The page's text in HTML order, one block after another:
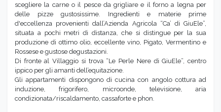
scegliere la carne o il pesce da grigliare e il forno a legna per
delle pizze gustosissime. Ingredienti e materie prime
d'eccellenza provenienti dall’Azienda Agricola “Ca’ di GiuEle”,
situata a pochi metri di distanza, che si distingue per la sua
produzione di ottimo olio, eccellente vino, Pigato, Vermentino e
Rossese e gustose degustazioni.
Di fronte al Villaggio si trova “Le Perle Nere di GiuEle”, centro
ippico per gli amanti dell’equitazione.
Gli appartamenti dispongono di cucina con angolo cottura ad
induzione, frigorifero, microonde, televisione, aria
condizionata/riscaldamento, cassaforte e phon.